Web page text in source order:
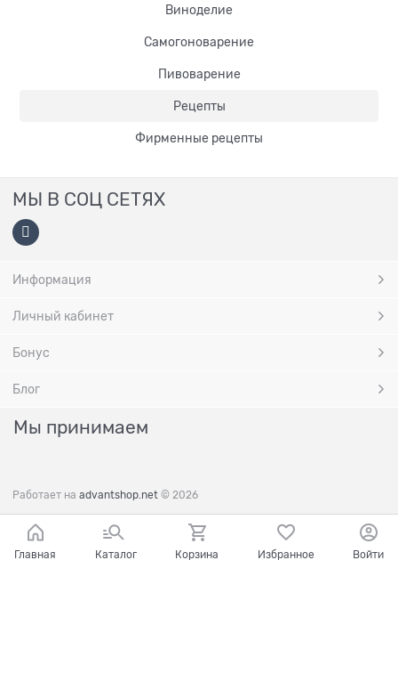
Виноделие
Самогоноварение
Пивоварение
Рецепты
Фирменные рецепты
МЫ В СОЦ СЕТЯХ
Информация
Личный кабинет
Бонус
Блог
Мы принимаем
Работает на advantshop.net © 2026
Главная Каталог Корзина Избранное Войти